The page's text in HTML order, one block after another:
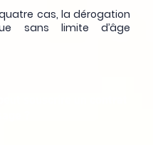
cas, la dérogation
sans limite d’âge